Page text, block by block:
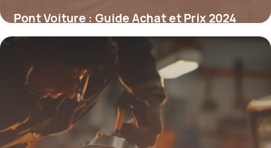
Pont Voiture : Guide Achat et Prix 2024
18 mai 2026